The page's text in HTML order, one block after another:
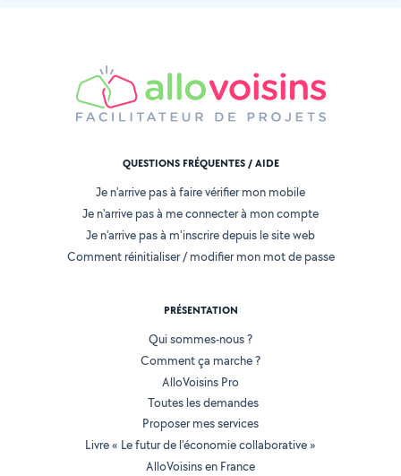
QUESTIONS FRÉQUENTES / AIDE
Je n'arrive pas à faire vérifier mon mobile
Je n'arrive pas à me connecter à mon compte
Je n'arrive pas à m'inscrire depuis le site web
Comment réinitialiser / modifier mon mot de passe
PRÉSENTATION
Qui sommes-nous ?
Comment ça marche ?
AlloVoisins Pro
Toutes les demandes
Proposer mes services
Livre « Le futur de l'économie collaborative »
AlloVoisins en France